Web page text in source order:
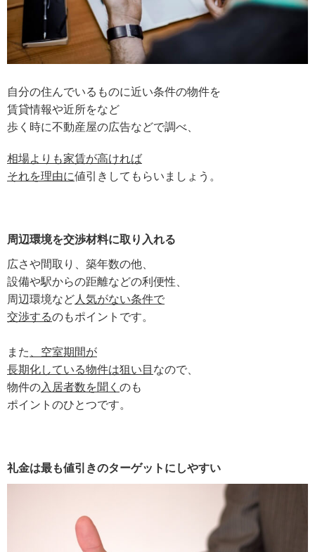
自分の住んでいるものに近い条件の物件を
賃貸情報や近所をなど
歩く時に不動産屋の広告などで調べ、
相場よりも家賃が高ければ
それを理由に値引きしてもらいましょう。
周辺環境を交渉材料に取り入れる
広さや間取り、築年数の他、
設備や駅からの距離などの利便性、
周辺環境など 人気がない条件で
交渉するのもポイントです。
また
、空室期間が
長期化している物件は狙い目 なので、
物件の入居者数を聞く のも
ポイントのひとつです。
礼金は最も値引きのターゲットにしやすい